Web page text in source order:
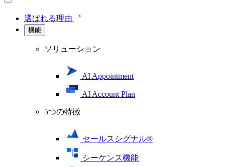
選ばれる理由
機能
ソリューション
AI Appointment
AI Account Plan
5つの特徴
セールスシグナル®
シーケンス機能